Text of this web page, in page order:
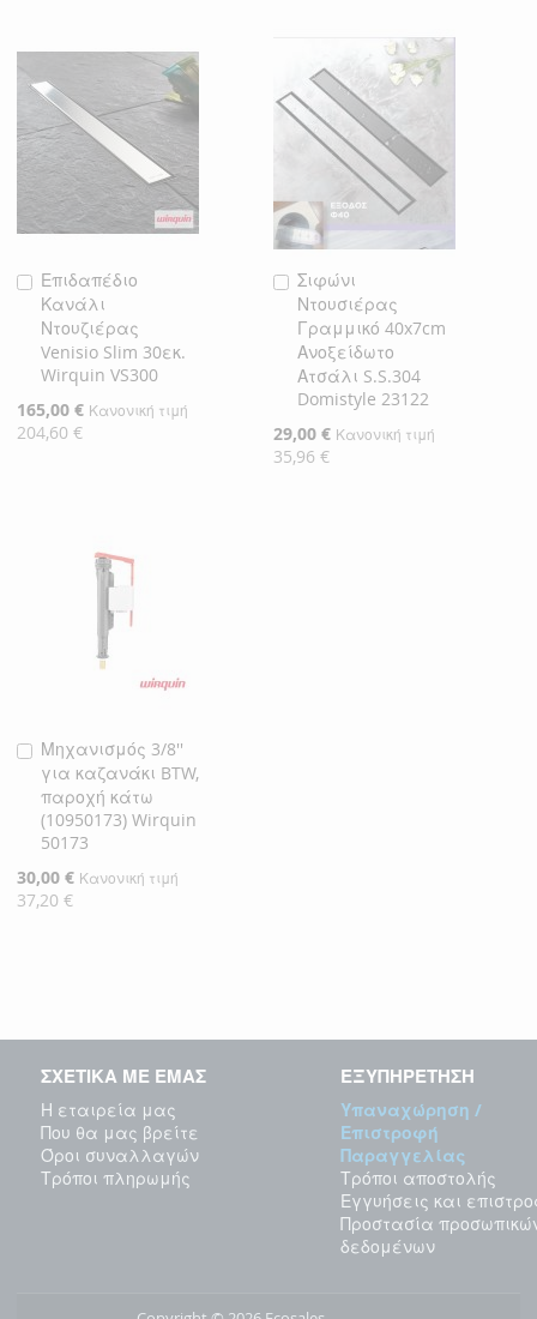
Επιδαπέδιο
Κανάλι
Ντουζιέρας
Venisio Slim 30εκ.
Wirquin VS300
Ειδική
Τιμή
165,00 € Κανονική τιμή
204,60 €
Προσθήκη
στο
Καλάθι
Σιφώνι
Ντουσιέρας
Γραμμικό 40x7cm
Ανοξείδωτο
Ατσάλι S.S.304
Domistyle 23122
Ειδική
Τιμή
29,00 € Κανονική τιμή
35,96 €
Προσθήκη
στο
Καλάθι
Μηχανισμός 3/8''
για καζανάκι BTW,
παροχή κάτω
(10950173) Wirquin
50173
Ειδική
Τιμή
30,00 € Κανονική τιμή
37,20 €
Προσθήκη
στο
Καλάθι
ΣΧΕΤΙΚΑ ΜΕ ΕΜΑΣ
Η εταιρεία μας
Που θα μας βρείτε
Όροι συναλλαγών
Τρόποι πληρωμής
ΕΞΥΠΗΡΕΤΗΣΗ
Υπαναχώρηση /
Επιστροφή
Παραγγελίας
Τρόποι αποστολής
Εγγυήσεις και
Προστασία
δεδομένων